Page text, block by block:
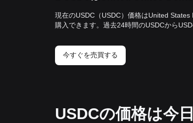
現在のUSDC（USDC）価格はUnited
購入できます。過去24時間のUSDCから
今すぐを売買する
USDCの価格は今